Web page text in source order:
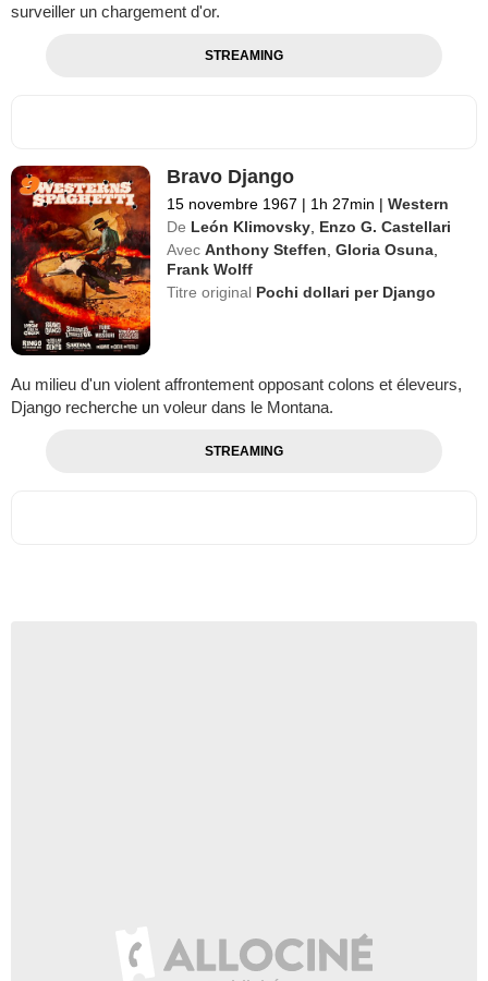
surveiller un chargement d'or.
STREAMING
Bravo Django
15 novembre 1967 | 1h 27min | Western
De León Klimovsky Enzo G. Castellari
Avec Anthony Steffen ,Gloria Osuna
Frank Wolff
Titre original Pochi dollari per Django
Au milieu d'un violent affrontement opposant colons et éleveurs,
Django recherche un voleur dans le Montana.
STREAMING